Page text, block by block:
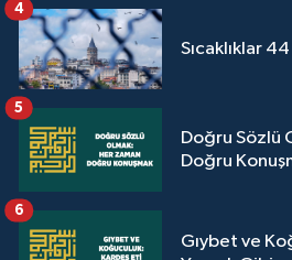
Sıcaklıklar
4
Doğru Sözlü
Doğru
5
Gıybet ve
6